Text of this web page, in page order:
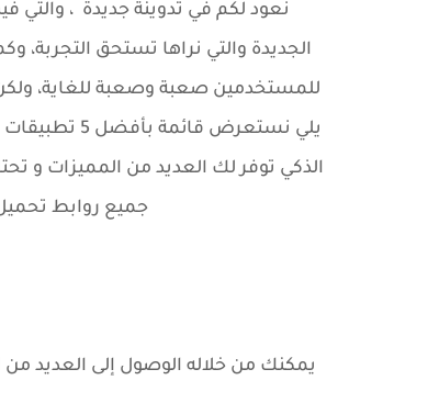
نعود لكم في تدوينة جديدة ، والتي
الجديدة والتي نراها تستحق التجربة،
للمستخدمين صعبة وصعبة للغاية،
الذكي توفر لك العديد من المميزات و
جميع روابط تحميل
يمكنك من خلاله الوصول إلى العديد من